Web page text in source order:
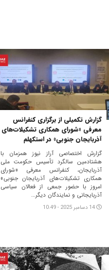
گزارش تکمیلی از برگزاری کنفرانس
معرفی «شورای همکاری تشکیلات‌های
آذربایجان جنوبی» در استکهلم
گزارش اختصاصی آراز نیوز همزمان با
هشتادمین سالگرد تأسیس حکومت ملی
آذربایجان، کنفرانس معرفی «شورای
همکاری تشکیلات‌های آذربایجان جنوبی»
امروز با حضور جمعی از فعالان سیاسی
آذربایجانی و نمایندگان دیگر...
14 دسامبر 2025 - 10:49